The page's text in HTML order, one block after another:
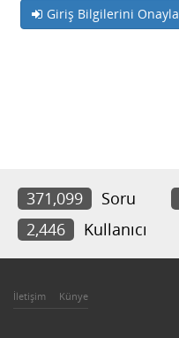
Giriş Bilgilerini Onayla
371,099 Soru
2,446
Kullanıcı
İletişim Künye